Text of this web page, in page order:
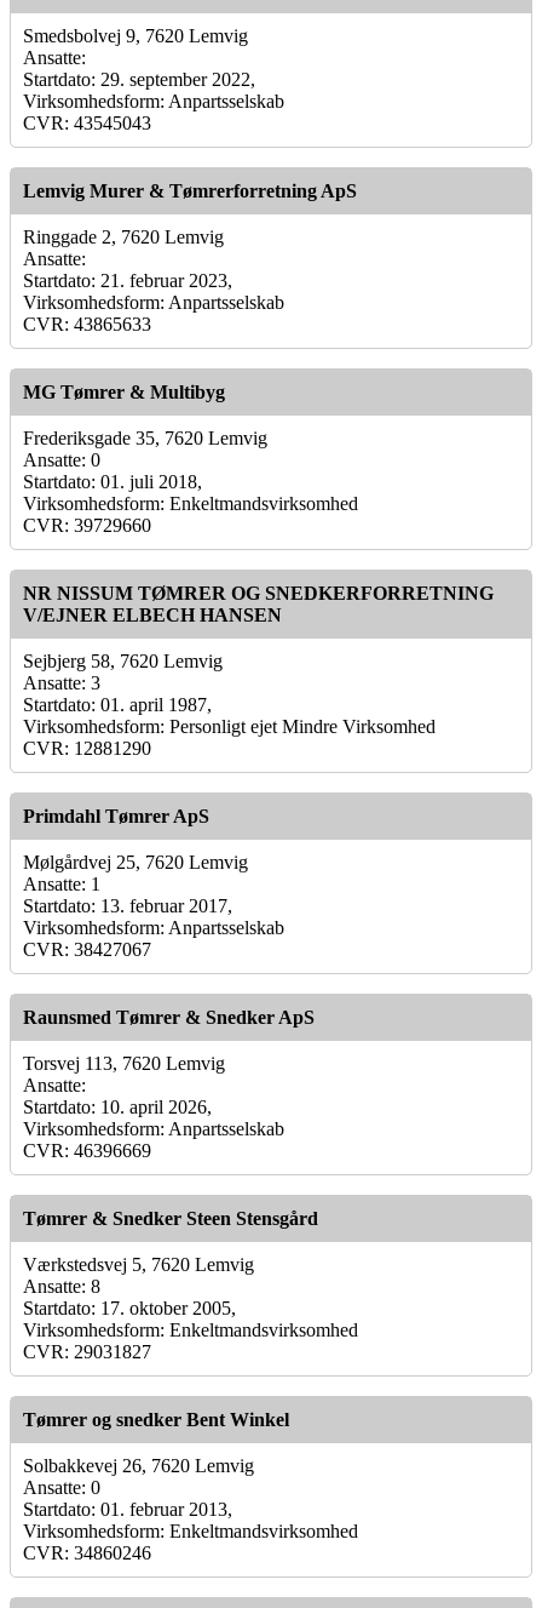
Smedsbolvej 9, 7620 Lemvig
Ansatte:
Startdato: 29. september 2022,
Virksomhedsform: Anpartsselskab
CVR: 43545043
Lemvig Murer & Tømrerforretning ApS
Ringgade 2, 7620 Lemvig
Ansatte:
Startdato: 21. februar 2023,
Virksomhedsform: Anpartsselskab
CVR: 43865633
MG Tømrer & Multibyg
Frederiksgade 35, 7620 Lemvig
Ansatte: 0
Startdato: 01. juli 2018,
Virksomhedsform: Enkeltmandsvirksomhed
CVR: 39729660
NR NISSUM TØMRER OG SNEDKERFORRETNING
V/EJNER ELBECH HANSEN
Sejbjerg 58, 7620 Lemvig
Ansatte: 3
Startdato: 01. april 1987,
Virksomhedsform: Personligt ejet Mindre Virksomhed
CVR: 12881290
Primdahl Tømrer ApS
Mølgårdvej 25, 7620 Lemvig
Ansatte: 1
Startdato: 13. februar 2017,
Virksomhedsform: Anpartsselskab
CVR: 38427067
Raunsmed Tømrer & Snedker ApS
Torsvej 113, 7620 Lemvig
Ansatte:
Startdato: 10. april 2026,
Virksomhedsform: Anpartsselskab
CVR: 46396669
Tømrer & Snedker Steen Stensgård
Værkstedsvej 5, 7620 Lemvig
Ansatte: 8
Startdato: 17. oktober 2005,
Virksomhedsform: Enkeltmandsvirksomhed
CVR: 29031827
Tømrer og snedker Bent Winkel
Solbakkevej 26, 7620 Lemvig
Ansatte: 0
Startdato: 01. februar 2013,
Virksomhedsform: Enkeltmandsvirksomhed
CVR: 34860246